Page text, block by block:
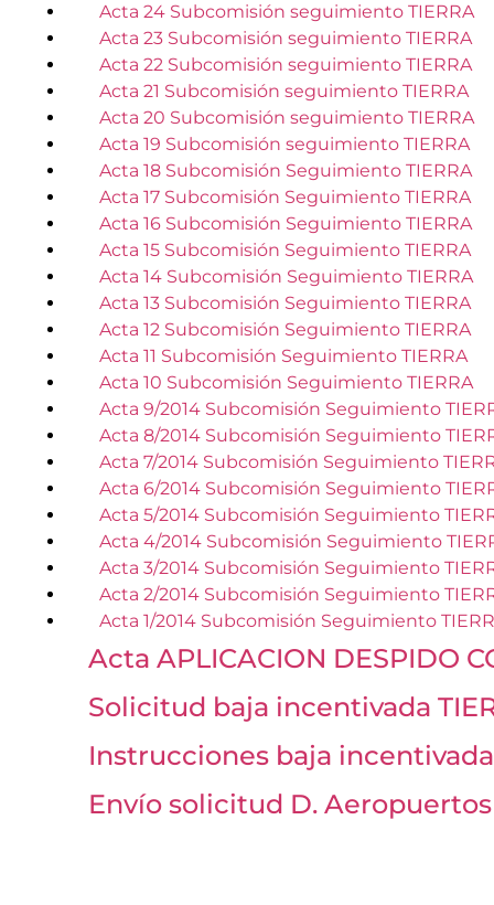
Acta 24 Subcomisión seguimiento TIERRA
Acta 23 Subcomisión seguimiento TIERRA
Acta 22 Subcomisión seguimiento TIERRA
Acta 21 Subcomisión seguimiento TIERRA
Acta 20 Subcomisión seguimiento TIERRA
Acta 19 Subcomisión seguimiento TIERRA
Acta 18 Subcomisión Seguimiento TIERRA
Acta 17 Subcomisión Seguimiento TIERRA
Acta 16 Subcomisión Seguimiento TIERRA
Acta 15 Subcomisión Seguimiento TIERRA
Acta 14 Subcomisión Seguimiento TIERRA
Acta 13 Subcomisión Seguimiento TIERRA
Acta 12 Subcomisión Seguimiento TIERRA
Acta 11 Subcomisión Seguimiento TIERRA
Acta 10 Subcomisión Seguimiento TIERRA
Acta 9/2014 Subcomisión Seguimiento
Acta 8/2014 Subcomisión Seguimiento
Acta 7/2014 Subcomisión Seguimiento
Acta 6/2014 Subcomisión Seguimiento
Acta 5/2014 Subcomisión Seguimiento
Acta 4/2014 Subcomisión Seguimiento
Acta 3/2014 Subcomisión Seguimiento
Acta 2/2014 Subcomisión Seguimiento
Acta 1/2014 Subcomisión Seguimiento
Acta APLICACION DESPIDO
Solicitud baja incentivada
Instrucciones baja incentivada
Envío solicitud D. Aeropuertos